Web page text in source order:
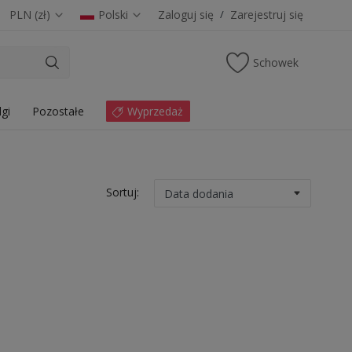
PLN (zł) Polski Zaloguj się / Zarejestruj się
Schowek
Pozostałe Wyprzedaż
Sortuj: